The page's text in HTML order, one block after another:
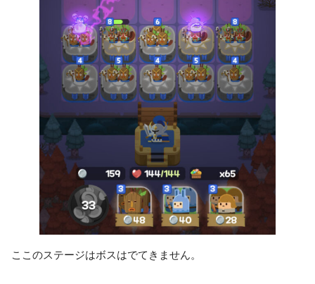
ここのステージはボスはでてきません。